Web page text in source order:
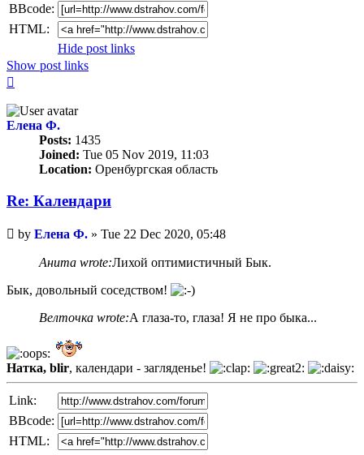
BBcode:
HTML:
Hide post links
Show post links
Елена Ф.
Posts: 1435
Joined: Tue 05 Nov 2019, 11:03
Location: Оренбургская область
Re: Календари
Unread
post
by Елена Ф. » Tue 22 Dec 2020, 05:48
Анита wrote:Лихой оптимистичный Бык.
Бык, довольный соседством!
Велточка wrote:А глаза-то, глаза! Я не про быка...
Натка, blir, календари - загляденье!
Link:
BBcode:
HTML: